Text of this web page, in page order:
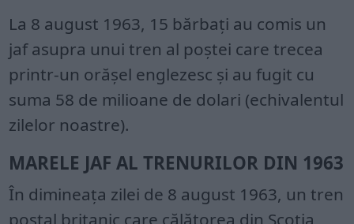
La 8 august 1963, 15 bărbați au comis un
jaf asupra unui tren al poștei care trecea
printr-un orășel englezesc și au fugit cu
suma 58 de milioane de dolari (echivalentul
zilelor noastre).
MARELE JAF AL TRENURILOR DIN 1963
În dimineața zilei de 8 august 1963, un tren
poștal britanic care călătorea din Scoția